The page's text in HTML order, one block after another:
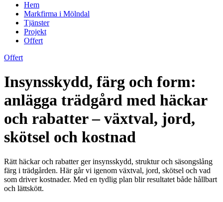
Hem
Markfirma i Mölndal
Tjänster
Projekt
Offert
Offert
Insynsskydd, färg och form:
anlägga trädgård med häckar
och rabatter – växtval, jord,
skötsel och kostnad
Rätt häckar och rabatter ger insynsskydd, struktur och säsongslång
färg i trädgården. Här går vi igenom växtval, jord, skötsel och vad
som driver kostnader. Med en tydlig plan blir resultatet både hållbart
och lättskött.